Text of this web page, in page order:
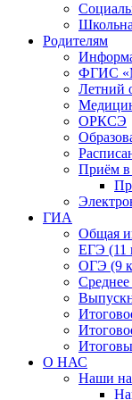
Родителям
ФГИС
Летний
ОРКСЭ
Приём в
ГИА
Общая
ЕГЭ (11
ОГЭ (9
Среднее
О НАС
Наши